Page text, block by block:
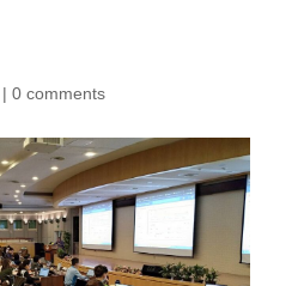
| 0 comments